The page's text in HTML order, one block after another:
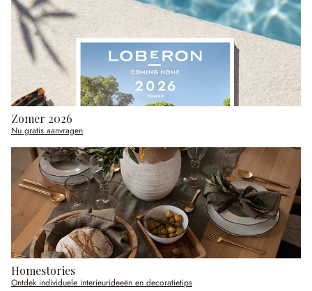
Zomer 2026
Nu gratis aanvragen
Homestories
Ontdek individuele interieurideeën en decoratietips